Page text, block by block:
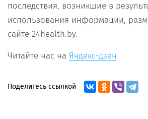
последствия, возникшие в
использования информации,
сайте 24health.by.
Читайте нас на Яндекс-дзен
Поделитесь ссылкой